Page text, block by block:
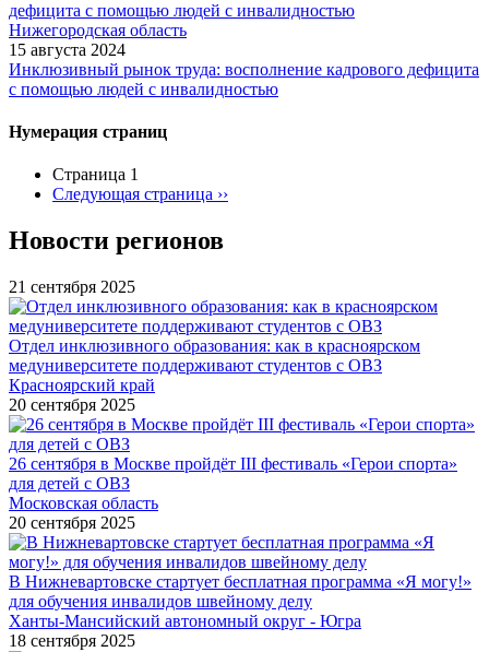
Нижегородская область
15 августа 2024
Инклюзивный рынок труда: восполнение кадрового дефицита
с помощью людей с инвалидностью
Нумерация страниц
Страница 1
Следующая страница ››
Новости регионов
21 сентября 2025
Отдел инклюзивного образования: как в красноярском
медуниверситете поддерживают студентов с ОВЗ
Красноярский край
20 сентября 2025
26 сентября в Москве пройдёт III фестиваль «Герои спорта»
для детей с ОВЗ
Московская область
20 сентября 2025
В Нижневартовске стартует бесплатная программа «Я могу!»
для обучения инвалидов швейному делу
Ханты-Мансийский автономный округ - Югра
18 сентября 2025